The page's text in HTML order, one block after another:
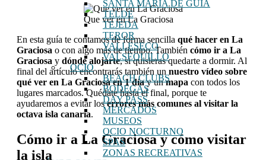
SANTA MARÍA DE GUÍA
TELDE
TEJEDA
TEROR
VALLESECO
VALSEQUILLO
OCIO
BEACH CLUBS
BODEGAS
DAY PASS
MERCADOS
MUSEOS
OCIO NOCTURNO
SPAS
ZONAS RECREATIVAS
Que ver en La Graciosa
En esta guía te contamos de forma sencilla qué hacer en La
Graciosa o con algo más de tiempo. También cómo ir a La
Graciosa y dónde alojarte, si quisieras quedarte a dormir. Al
final del artículo encontrarás también un nuestro vídeo sobre
qué ver en La Graciosa en 1 díay unmapa con todos los
lugares marcados. Quédate hasta el final, porque te
ayudaremos a evitar loserrores más comunes al visitar la
octava isla canaria.
Cómo ir a La Graciosa y cómo visitar
la isla